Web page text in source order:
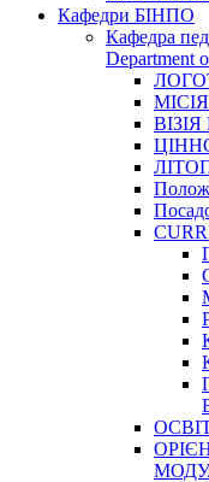
Кафедри БІНПО
Кафедра
Department